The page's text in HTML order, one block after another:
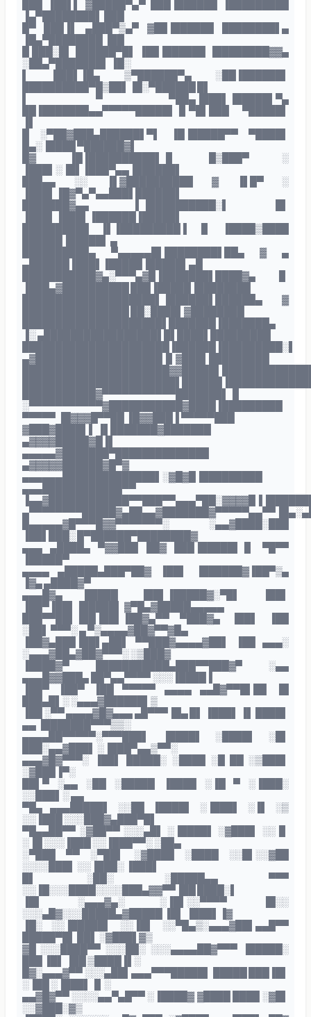
███ ▐██▌▌ ▓█████▀▄▀ ███▐██████ ▐█████████
▐▄▀████████▌ ███
█▀ ███▐▌ ▄███▀▒▄▀ ▓██▐██████ ████████▌▄
▐█▄▀████████ ▐██
█ ███░█▌ ██████▀█▌ ▐██▐██████ ▐████████▓▓▄
░██▄▀███████▌ ▐█░
▌ ███▌▐█▄ ▒▀██████▀▄ ░██▐██████▌
██████████▀█▒██▌▐█░▀██████ █▌
▌ ▀ ▀██▄▐███▌▐█████▌▀▄
██▐███████▄▄▀▀▀▀▀█████▌▐▌▀█▌███ ▀█████▌
█ ░▀██▓███▄██████▌▀▌ ▐█▐█████▀▀ ▀████▌
█▄░▐████ ▀██████▓▌
█▓ ▐█▐██████████▌▐▌ █▒███▀ ░
▐███▌░▐█▌▐███▀▄▄▐██████▌
███▄▄ ░░ ▐▌▓██████████ ▓ ▐▌█▀ ░
▐███▌▐█▓▀▄▀▄▄███▌██████▌
███████▓▄▄ ▌▐██████████░▌ █▌
██████████ ▐▌▐█████████▐ ▐▌ ▐████▒████
██████▐█████▌ ▄
██████████▄ ▀▄▄▄▄▄█▌████████▌██▄ ▓ ▄
▄██████▐███▌▐█████▐█████▌▄█
███████████▓▄░▀▀▀▄▓█▐███████▌████▓▄ ▐▌
▐███▄▓██████████ ███▐█████▐████████
████████████████████▌▐██████▌██████▄ ▓
████████████████ ██░████▌▓████████
█████████████████████▌███████▐███████▄
▐░ ▄█████████████████▌█▌████▌█████████
██████████████████████▐██████▐█████████░▌
▄▓███████████████████▐▌▓███▌█████████
███████████▓▀▀▀▀▀▀▀▀▀▀▀███████▌▐▌
░▀▀▀▀▀▀▀▀▀▀▀▓███████████▓████▐█████████
▀▀▀▀▀ ▐█▓▓▓█▀▀██ ▐█▓▓███▐ ▀▀▀▀▀███
▓███▓████▌▌ ▐▌███████▓███████
▄▓▓▓▓█████▓█▐▌
▄▄▄▄▄▓███████▀██████████████
▄▓▓▓▓▓██████▓█▀▓
▄▄▄▄▄▄██████████████▌░▓█▓█▐█████████
▄▄▄████████████▀▀
█▄▄▄▄▄▓█▀▀▀█▓▓▀▀▀▀▀▀▀░ ░▄▄▓████░███
▐██▌███░ █▀██████▀████████▓
▄▄▄ ▄████▄ ▀▓▓███ ██▓ ███▐█████▌▐▌ ▀█▀▀
▐█████▀
▄▄▄▄ ▄█████▄███▀██▓ ▐██▌ ▐██████▓▐██▀▒▄
▐▓▄ ▄████▓▀
▄▄▄█▓▄ █████ ▐██▌▐█████▓░▀█▌ ▐██▌
▐██▀▐██▌▐█████▌ ▓▀█▄▓█████▄▄▄▄▄
███▀▀██▌▐██▐██▌▐██▓▄▀▀ ▀███▓▄ ▐██▌ ▐██
░██▌ ▀▀▀░ ▄ ▀▒▄▄▄▄▓██▓▀▀▓█▄
▐██▓▄███▐██▌▄██▌ ▀▀███▓▄▄▄▄▓██▌ ▐██ ▄▄▄░
░▄▄▄▓██▄▓██▓▀▀▀░ ░▒███▓
▐████▓▀ ███████████▄███▀▀███▓▀ ░▄▄
▄▄▄█▓▓███▄ ██▀▄▄▀▀▀▀ ░░░▐████▐
▐██▀ ▐██▀ ▐██ ▀▀▀▀▀ ▄▄▄▄ ▄▄█▓▀▀█▌██ ▐█
███▄█▌░ ░▄▄▄▓██████▌▒
▐██ ░▀▀ ▄▄▄▄▓█▓▄▄▄ ▄█▀▀▀▐█▄ █▌ ▐███▌ ▐▌ ████▌
▄▄ ▐███████▀▀▀▒▒░
▄▄▄▄██▀▀▀▀▀░▀▀▀███▌ ▐████▌ ░████▌ ░█▌
███░▄▄▓███▌ ░▐███▀▄▄▒▀▀░
▄▄▄▓█▓▀▀▀░ ▐██▌ █████░ ░████ ░█ ██ ░▒███▌
░▓███▐▀░
██▌▀ ░▄▄ ░██ ░█████ ▐████ ░▐█ ▀ ░▐███░
░░███▌░ ▄▄
▀█▄ ▄▄▄█████▌ ░░██ ▐████▌ ░▐███▌ ░▐▌ ░▒
░░▐███ ░░░███▓▄███▀█▌
▀█▄▄██▀▀ ░▓██▀▀ ░░░▄█▌ ░▐████▌ ░▓███▌ ░░▐▌
░▐█ ░░░▐███ ░░▐███▀▀░ ░██▄
░▀███ ▀▀ ░▀██▌ ░▓████ ░████ ░░█▌░░▓██
░░░░███▌ ░░▐███░ ▐███▌
█▌ ░██░ ░█████▄▄ ▀▀▀
░░▐█░░░████░░░░███▄▓▓▀▀▐██ ████░▌
▐█▌ ░▄▄▄▓▄░ ░▐█▌░░▀▀▀▀ ▐█░░
░░░▄█▓░░░█████▄▓█████ ▐█▌ ▐███▌▐▓
▐█░ ░░▐█████▌ ░░▐█▌ ░░▀█▄▒░▄▄▄▓██▌▄▄█▀▀
█████▀█▌ ██▌ ░▓███▌▓▒
▓█ ░░░████▀▀ ░░░██░ ░░░▄▄▄▄██▓▀▀▀ ▐█████░
███ ▐█▌ ▐██ ▒████▐▌░
█▓░▄▄▄▓▀▀ ░░░▄██▌▄▄▄▀▀▀█████▌ █████ ███▐█▌
░▐██ ░▐███▌▐▌░
▄▄▓█▓▀▀ ░░░░▄▄▀▄█▀▀ ░▐████▓ ▓████ ████ ░▓█▌
░░▓███░▓▒